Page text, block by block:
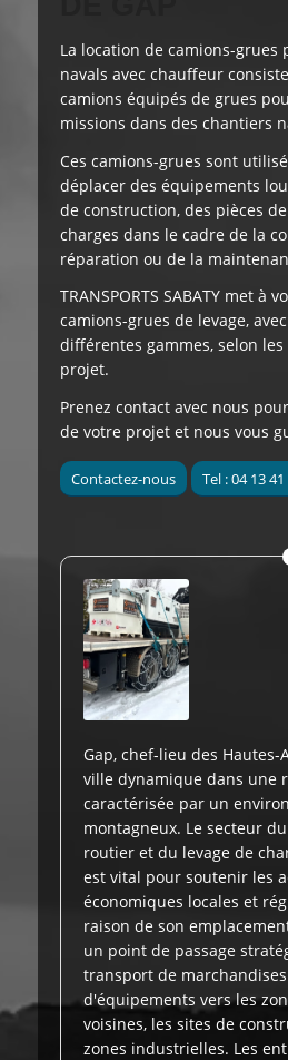
La location de camions-grues
navals avec chauffeur
camions équipés de grues
missions dans des chantiers
Ces camions-grues sont
déplacer des équipements
de construction, des pièces
charges dans le cadre de la
réparation ou de la
TRANSPORTS SABATY met à
camions-grues de levage,
différentes gammes, selon
projet.
Prenez contact avec nous
de votre projet et nous vous
Contactez-nous Tel : 04 13
Gap, chef-lieu des Hautes-
ville dynamique dans une
caractérisée par un
montagneux. Le secteur
routier et du levage de
est vital pour soutenir les
économiques locales et
raison de son
un point de passage
transport de
d'équipements vers les
voisines, les sites de
zones industrielles. Les